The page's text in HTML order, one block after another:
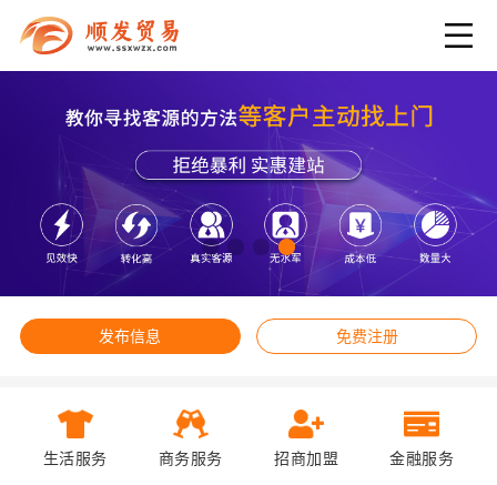
发布信息 免费注册
生活服务 商务服务 招商加盟 金融服务